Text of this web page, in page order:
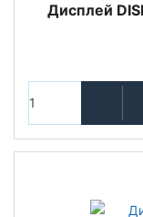
Дисплей